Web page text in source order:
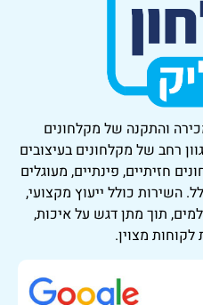
והתקנה של מקלחונים
רחב של מקלחונים בעיצובים
חזיתיים, פינתיים, מעוגלים
השירות כולל ייעוץ מקצועי,
תוך מתן דגש על איכות,
לקוחות מצוין.